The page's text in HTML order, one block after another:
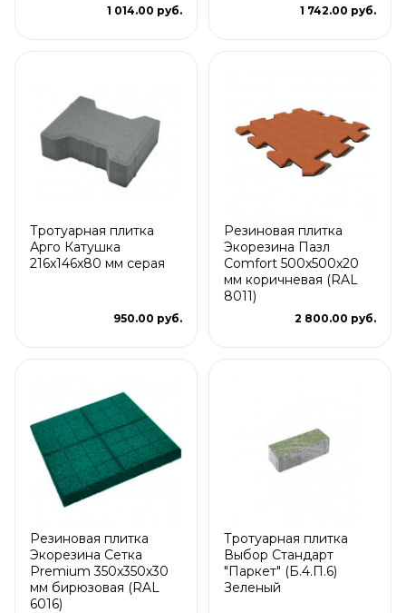
1 014.00 руб. 1 742.00 руб.
Тротуарная плитка
Арго Катушка
216x146x80 мм серая
950.00 руб.
Резиновая плитка
Экорезина Пазл
Comfort 500x500x20
мм коричневая (RAL
8011)
2 800.00 руб.
Резиновая плитка
Экорезина Сетка
Premium 350x350x30
мм бирюзовая (RAL
6016)
Тротуарная плитка
Выбор Стандарт
"Паркет" (Б.4.П.6)
Зеленый